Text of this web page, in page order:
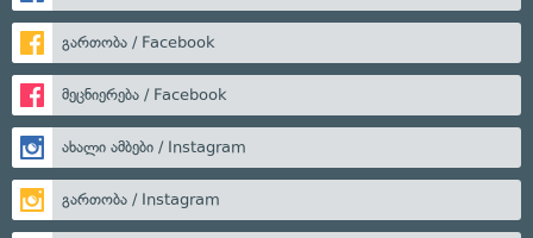
გართობა / Facebook
მეცნიერება / Facebook
ახალი ამბები / Instagram
გართობა / Instagram